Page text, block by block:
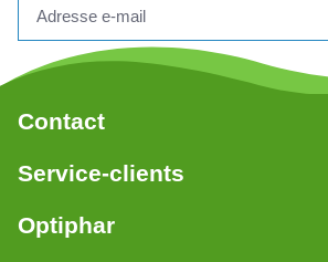
Contact
Service-clients
Optiphar